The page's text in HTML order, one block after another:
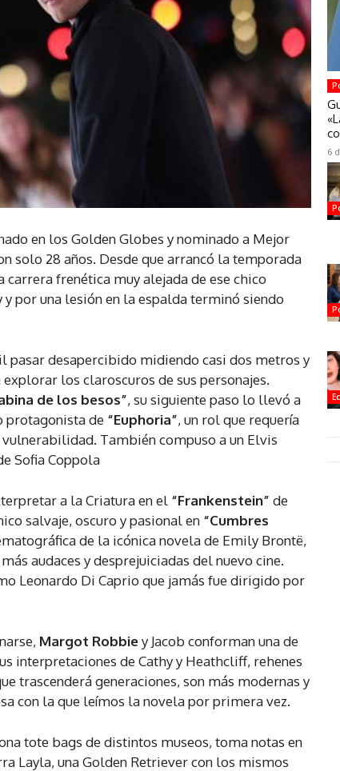
en los Golden Globes y nominado a Mejor
solo 28 años. Desde que arrancó la temporada
carrera frenética muy alejada de ese chico
por una lesión en la espalda terminó siendo
pasar desapercibido midiendo casi dos metros y
los claroscuros de sus personajes.
de los besos”, su siguiente paso lo llevó a
protagonista de “Euphoria”, un rol que requería
También compuso a un Elvis
Sofia Coppola
a la Criatura en el “Frankenstein” de
salvaje, oscuro y pasional en “Cumbres
de la icónica novela de Emily Brontë,
audaces y desprejuiciadas del nuevo cine.
Leonardo Di Caprio que jamás fue dirigido por
Margot Robbiey Jacob conforman una de
interpretaciones de Cathy y Heathcliff, rehenes
trascenderá generaciones, son más modernas y
con la que leímos la novela por primera vez.
tote bags de distintos museos, toma notas en
Layla, una Golden Retriever con los mismos
6